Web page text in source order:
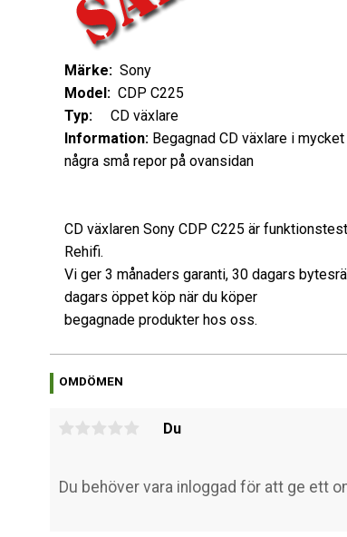
Märke: Sony
Model:CDP C225
Typ:
CD växlare
Information:Begagnad CD växlare i
några små repor på ovansidan
CD växlaren Sony CDP C225 är
Rehifi.
Vi ger 3 månaders garanti, 30 dagars
dagars öppet köp när du köper
begagnade produkter hos oss.
OMDÖMEN
Du